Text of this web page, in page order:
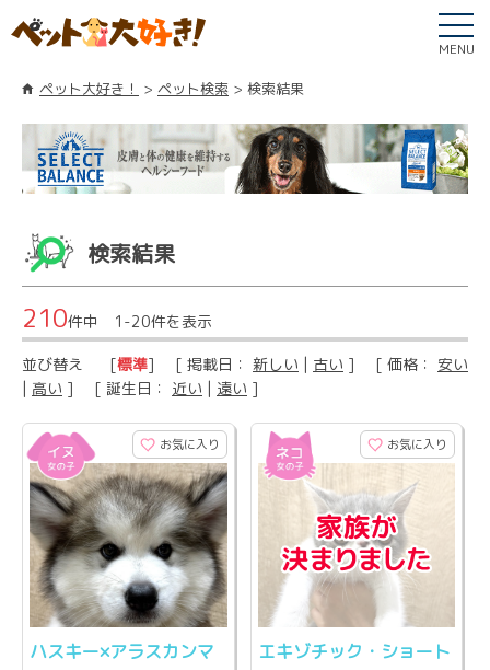
MENU
ペット大好き！ ペット検索 検索結果
検索結果
210件中 1-20件を表示
並び替え [標準] [ 掲載日： 新しい | 古い ] [ 価格： 安い
| 高い ] [ 誕生日： 近い | 遠い ]
お気に入り
ハスキー×アラスカンマ
お気に入り
エキゾチック・ショート